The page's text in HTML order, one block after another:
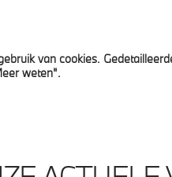
van cookies.
weten".
Naverkoop Afspraak